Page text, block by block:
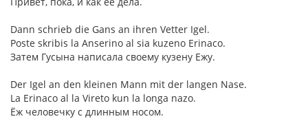
Dann schrieb die Gans an ihren Vetter Igel.
Poste skribis la Anserino al sia kuzeno Erinaco.
Затем Гусына написала своему кузену Ежу.
Der Igel an den kleinen Mann mit der langen Nase.
La Erinaco al la Vireto kun la longa nazo.
Ёж человечку с длинным носом.